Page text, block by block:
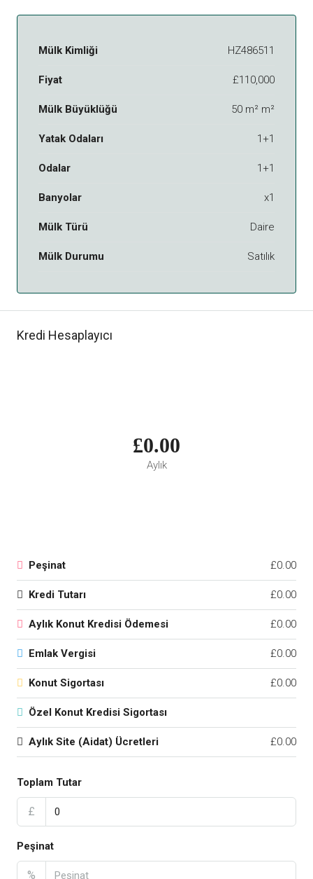
Mülk Kimliği HZ486511
Fiyat £110,000
Mülk Büyüklüğü 50 m² m²
Yatak Odaları 1+1
Odalar 1+1
Banyolar x1
Mülk Türü Daire
Mülk Durumu Satılık
Kredi Hesaplayıcı
£0.00
Aylık
Peşinat £0.00
Kredi Tutarı £0.00
Aylık Konut Kredisi Ödemesi £0.00
Emlak Vergisi £0.00
Konut Sigortası £0.00
Özel Konut Kredisi Sigortası
Aylık Site (Aidat) Ücretleri £0.00
Toplam Tutar
£
Peşinat
%